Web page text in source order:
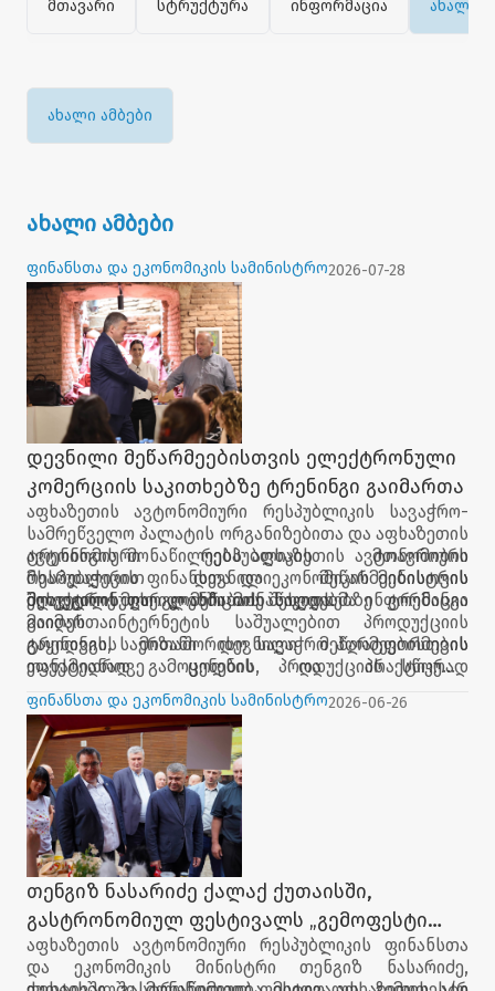
მთავარი სტრუქტურა ინფორმაცია ახალი
ახალი ამბები
ახალი ამბები
ფინანსთა და ეკონომიკის სამინისტრო2026-07-28
დევნილი მეწარმეებისთვის ელექტრონული
კომერციის საკითხებზე ტრენინგი გაიმართა
აფხაზეთის ავტონომიური რესპუბლიკის სავაჭრო-
სამრეწველო პალატის ორგანიზებითა და აფხაზეთის
ავტონომიური რესპუბლიკის მთავრობის
მხარდაჭერით დევნილი მეწარმეებისთვის
ელექტრონული კომერციის საკითხებზე ტრენინგი
გაიმართა.
ტრენინგის მონაწილეებს აფხაზეთის ავტონომიური
რესპუბლიკის ფინანსთა და ეკონომიკის მინისტრის
მოადგილე მიხეილ ანჩაბაძე შეხვდა.
შეხვედრის ფარგლებში მონაწილეებმა ინფორმაცია
მიიღეს ინტერნეტის საშუალებით პროდუქციის
გაყიდვის, საერთაშორისო სავაჭრო პლატფორმების
ეფექტიანად გამოყენების, პროდუქციის სწორად
წარდგენისა და ონლაინ გაყიდვების ორგანიზების
შესახებ.
ტრენინგის მიზანი დევნილი მეწარმეებისთვის
თანამედროვე ცოდნის და პრაქტიკული
გამოცდილების გაზიარება, მათი ბიზნესის
განვითარებისა და ეკონომიკური გაძლიერების
ხელშეწყობა იყო.
ფინანსთა და ეკონომიკის სამინისტრო2026-06-26
თენგიზ ნასარიძე ქალაქ ქუთაისში,
გასტრონომიულ ფესტივალს „გემოფესტი
2026“ დაესწრო
აფხაზეთის ავტონომიური რესპუბლიკის ფინანსთა
და ეკონომიკის მინისტრი თენგიზ ნასარიძე,